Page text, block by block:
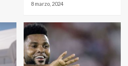
8 marzo, 2024